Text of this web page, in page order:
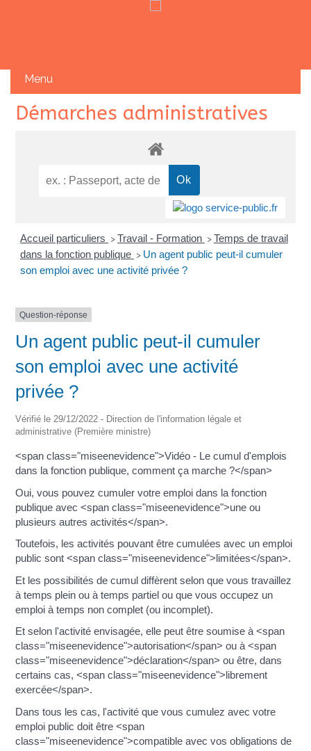
SkipDémarches administratives
Accueil particuliers > Travail - Formation > Temps de travail
dans la fonction publique > Un agent public peut-il cumuler
son emploi avec une activité privée ?
Question-réponse
Un agent public peut-il cumuler
son emploi avec une activité
privée ?
Vérifié le 29/12/2022 - Direction de l'information légale et
administrative (Première ministre)
<span class="miseenevidence">Vidéo - Le cumul d'emplois
dans la fonction publique, comment ça marche ?</span>
Oui, vous pouvez cumuler votre emploi dans la fonction
publique avec <span class="miseenevidence">une ou
plusieurs autres activités</span>.
Toutefois, les activités pouvant être cumulées avec un emploi
public sont <span class="miseenevidence">limitées</span>.
Et les possibilités de cumul diffèrent selon que vous travaillez
à temps plein ou à temps partiel ou que vous occupez un
emploi à temps non complet (ou incomplet).
Et selon l'activité envisagée, elle peut être soumise à <span
class="miseenevidence">autorisation</span> ou à <span
class="miseenevidence">déclaration</span> ou être, dans
certains cas, <span class="miseenevidence">librement
exercée</span>.
Dans tous les cas, l'activité que vous cumulez avec votre
emploi public doit être <span
class="miseenevidence">compatible avec vos obligations de